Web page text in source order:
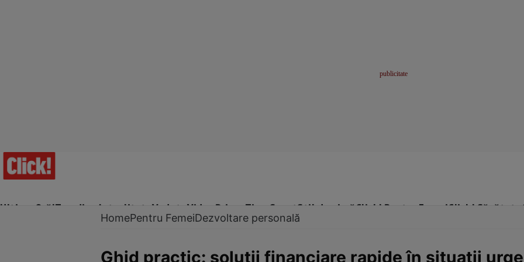
Ultima Oră!Trending Actualitate Vedete Video Prime Time SportStil de viațăClick! Pentru FemeiClick! Sănătate
HomePentru FemeiDezvoltare personală
Ghid practic: soluții financiare rapide în situații